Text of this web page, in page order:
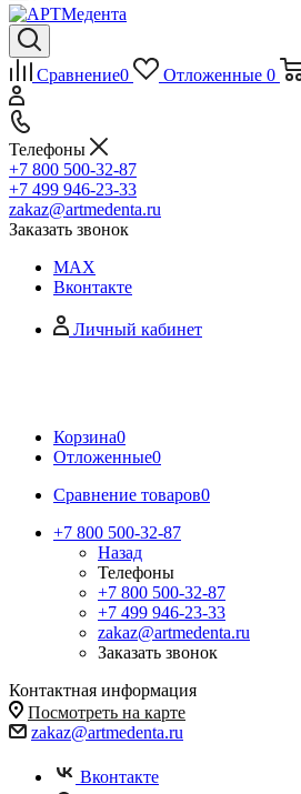
Сравнение0 Отложенные 0
Телефоны
+7 800 500-32-87
+7 499 946-23-33
zakaz@artmedenta.ru
Заказать звонок
MAX
Вконтакте
Личный кабинет
Корзина0
Отложенные0
Сравнение товаров0
+7 800 500-32-87
Назад
Телефоны
+7 800 500-32-87
+7 499 946-23-33
zakaz@artmedenta.ru
Заказать звонок
Контактная информация
Посмотреть на карте
zakaz@artmedenta.ru
Вконтакте